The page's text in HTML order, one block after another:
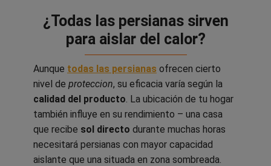
¿Todas las persianas sirven
para aislar del calor?
Aunque todas las persianas ofrecen cierto
nivel de proteccion, su eficacia varía según la
calidad del producto . La ubicación de tu hogar
también influye en su rendimiento – una casa
que recibe sol directo durante muchas horas
necesitará persianas con mayor capacidad
aislante que una situada en zona sombreada.